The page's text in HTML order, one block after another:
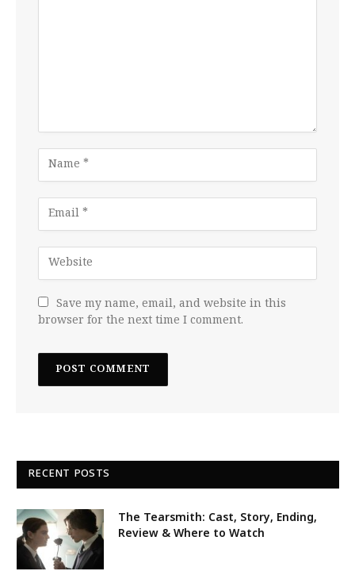
Save my name, email, and website in this
browser for the next time I comment.
RECENT POSTS
The Tearsmith: Cast, Story, Ending,
Review & Where to Watch